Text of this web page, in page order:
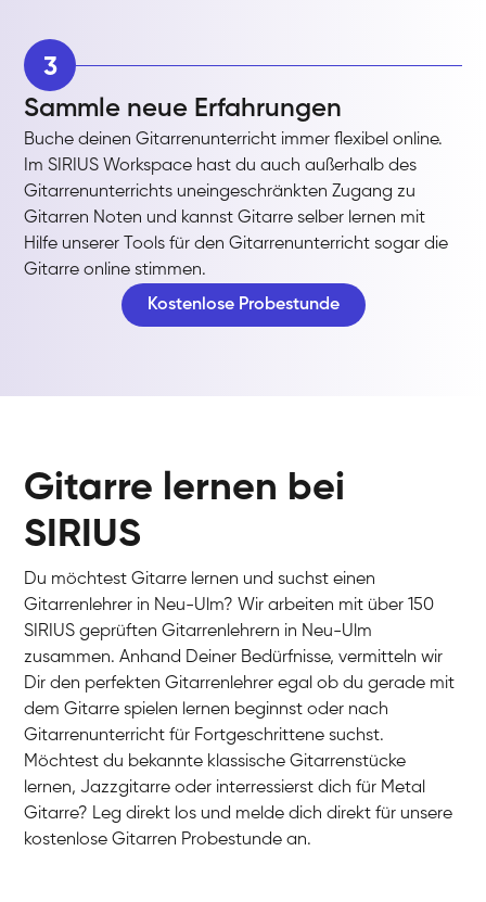
3
Sammle neue Erfahrungen
Buche deinen Gitarrenunterricht immer flexibel online.
Im SIRIUS Workspace hast du auch außerhalb des
Gitarrenunterrichts uneingeschränkten Zugang zu
Gitarren Noten und kannst Gitarre selber lernen mit
Hilfe unserer Tools für den Gitarrenunterricht sogar die
Gitarre online stimmen.
Kostenlose Probestunde
Gitarre lernen bei
SIRIUS
Du möchtest Gitarre lernen und suchst einen
Gitarrenlehrer in Neu-Ulm? Wir arbeiten mit über 150
SIRIUS geprüften Gitarrenlehrern in Neu-Ulm
zusammen. Anhand Deiner Bedürfnisse, vermitteln wir
Dir den perfekten Gitarrenlehrer egal ob du gerade mit
dem Gitarre spielen lernen beginnst oder nach
Gitarrenunterricht für Fortgeschrittene suchst.
Möchtest du bekannte klassische Gitarrenstücke
lernen, Jazzgitarre oder interressierst dich für Metal
Gitarre? Leg direkt los und melde dich direkt für unsere
kostenlose Gitarren Probestunde an.